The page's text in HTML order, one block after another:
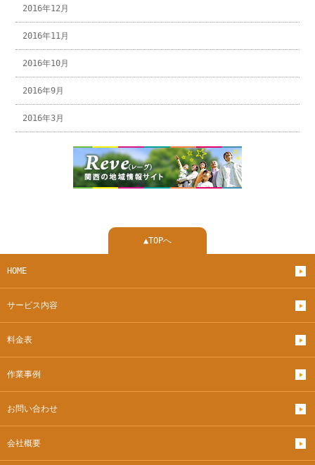
2016年12月
2016年11月
2016年10月
2016年9月
2016年3月
▲TOPへ
HOME
サービス内容
料金表
作業事例
お問い合わせ
会社概要